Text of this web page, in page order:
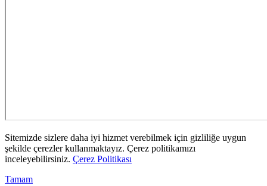
Sitemizde sizlere daha iyi hizmet verebilmek için gizliliğe uygun
şekilde çerezler kullanmaktayız. Çerez politikamızı
inceleyebilirsiniz. Çerez Politikası
Tamam